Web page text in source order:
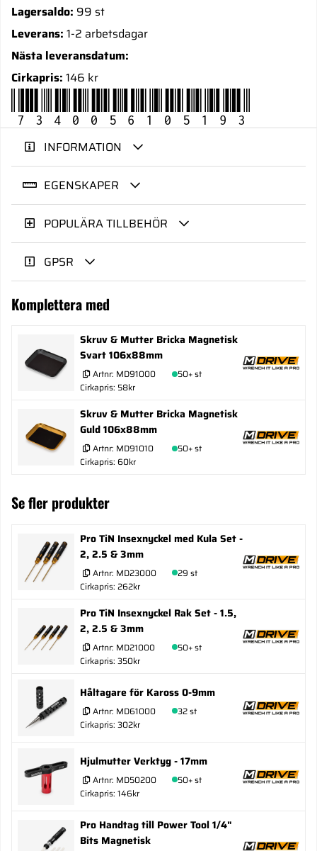
Lagersaldo: 99 st
Leverans: 1-2 arbetsdagar
Nästa leveransdatum:
Cirkapris: 146 kr
7340056105193
INFORMATION
EGENSKAPER
POPULÄRA TILLBEHÖR
GPSR
Komplettera med
Skruv & Mutter Bricka Magnetisk
Svart 106x88mm
Artnr: MD91000
50+ st
Cirkapris: 58kr
Skruv & Mutter Bricka Magnetisk
Guld 106x88mm
Artnr: MD91010
50+ st
Cirkapris: 60kr
Se fler produkter
Pro TiN Insexnyckel med Kula Set -
2, 2.5 & 3mm
Artnr: MD23000
29 st
Cirkapris: 262kr
Pro TiN Insexnyckel Rak Set - 1.5,
2, 2.5 & 3mm
Artnr: MD21000
50+ st
Cirkapris: 350kr
Håltagare för Kaross 0-9mm
Artnr: MD61000
32 st
Cirkapris: 302kr
Hjulmutter Verktyg - 17mm
Artnr: MD50200
50+ st
Cirkapris: 146kr
Pro Handtag till Power Tool 1/4"
Bits Magnetisk